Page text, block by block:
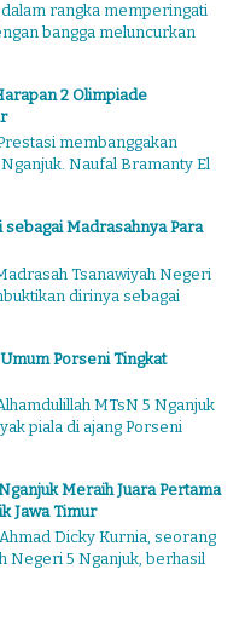
dalam rangka memperingati
bangga meluncurkan
2 Olimpiade
membanggakan
Naufal Bramanty El
Madrasahnya Para
Tsanawiyah Negeri
dirinya sebagai
Porseni Tingkat
MTsN 5 Nganjuk
piala di ajang Porseni
Meraih Juara Pertama
Jawa Timur
Dicky Kurnia, seorang
Negeri 5 Nganjuk, berhasil